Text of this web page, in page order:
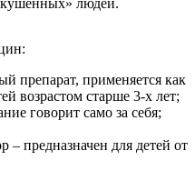
людей.
препарат, применяется как
возрастом старше 3-х лет;
говорит само за себя;
для детей от